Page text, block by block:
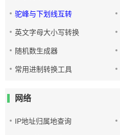
驼峰与下划线互转
英文字母大小写转换
随机数生成器
常用进制转换工具
网络
IP地址归属地查询